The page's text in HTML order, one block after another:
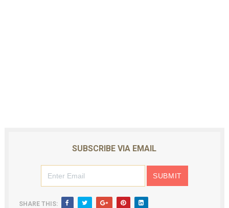
SUBSCRIBE VIA EMAIL
SHARE THIS: